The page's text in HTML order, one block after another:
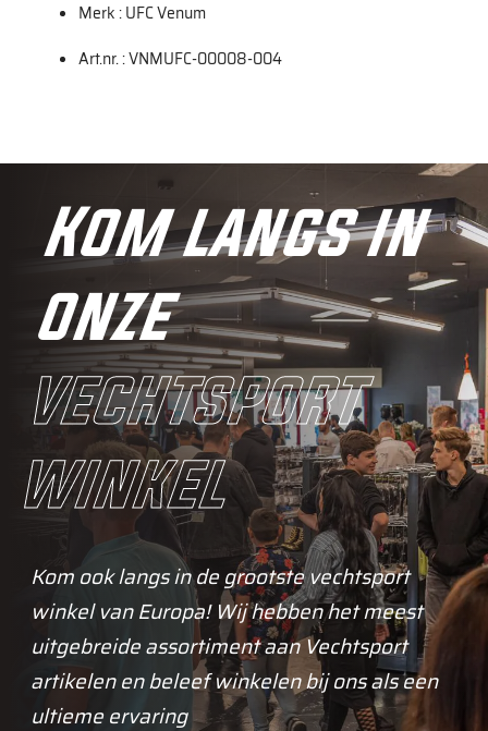
Merk : UFC Venum
Art.nr. : VNMUFC-00008-004
Kom langs in
onze
vechtsport
winkel
Kom ook langs in de grootste vechtsport
winkel van Europa! Wij hebben het meest
uitgebreide assortiment aan Vechtsport
artikelen en beleef winkelen bij ons als een
ultieme ervaring